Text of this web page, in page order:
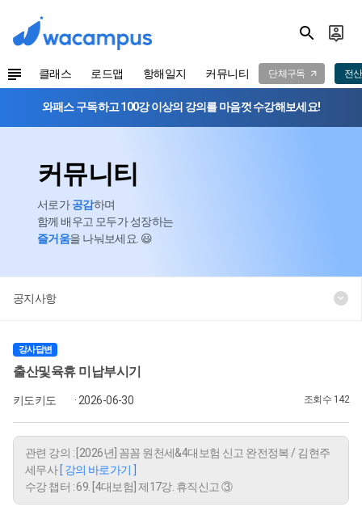
클래스 로드맵 항해일지 커뮤니티 단체구독 전
와패스 구독하고 100강 이상의 강의를 마음껏 수강해보세요!
커뮤니티
서로가공감하며
함께 배우고 모두가 성장하는
즐거움을 나눠보세요. 😃
공지사항
강사답변
출산및육휴 미납부시기
키도키도 · 2026-06-30 조회수 142
관련 강의 : [2026년] 꼼꼼 원천세&4대보험 신고 완전정복 / 김현주
세무사 [ 강의 바로가기 ]
수강 챕터 : 69. [4대보험] 제17강. 휴직신고 ③